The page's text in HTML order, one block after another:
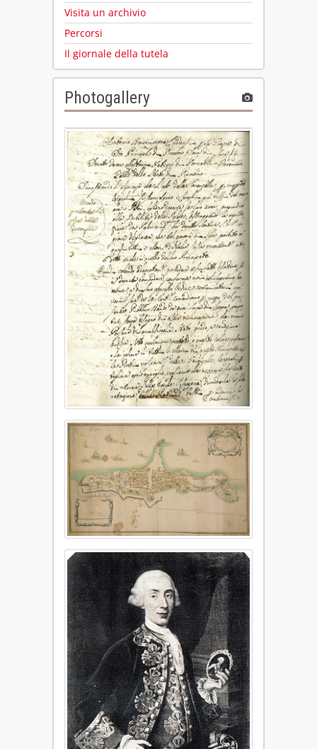
Visita un archivio
Percorsi
Il giornale della tutela
Photogallery